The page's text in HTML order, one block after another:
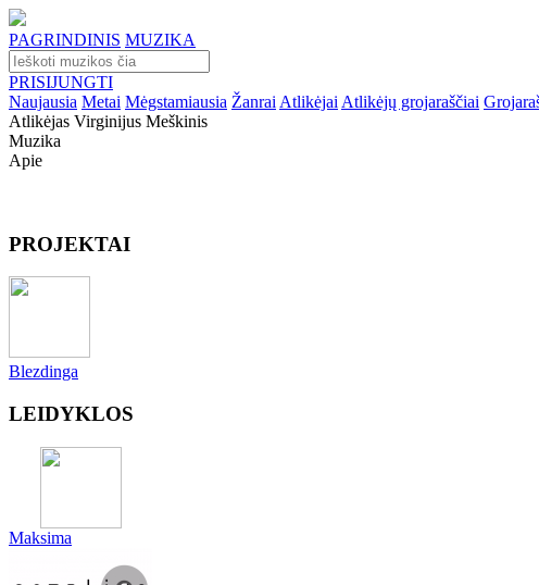
PAGRINDINIS MUZIKA
PRISIJUNGTI
Naujausia Metai Mėgstamiausia Žanrai Atlikėjai Atlikėjų grojaraščiai
Atlikėjas Virginijus Meškinis
Muzika
Apie
PROJEKTAI
Blezdinga
LEIDYKLOS
Maksima